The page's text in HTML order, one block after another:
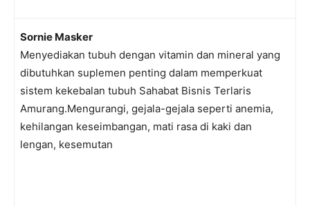
Sornie Masker
Menyediakan tubuh dengan vitamin dan mineral yang
dibutuhkan suplemen penting dalam memperkuat
sistem kekebalan tubuh Sahabat Bisnis Terlaris
Amurang.Mengurangi, gejala-gejala seperti anemia,
kehilangan keseimbangan, mati rasa di kaki dan
lengan, kesemutan